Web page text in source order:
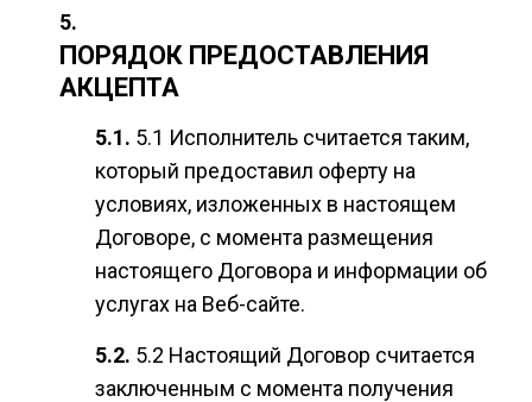
ПОРЯДОК ПРЕДОСТАВЛЕНИЯ
АКЦЕПТА
5.1 Исполнитель считается таким,
который предоставил оферту на
условиях, изложенных в настоящем
Договоре, с момента размещения
настоящего Договора и информации об
услугах на Веб-сайте.
5.2 Настоящий Договор считается
заключенным с момента получения